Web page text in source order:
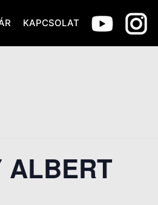
KAPCSOLAT
ALBERT